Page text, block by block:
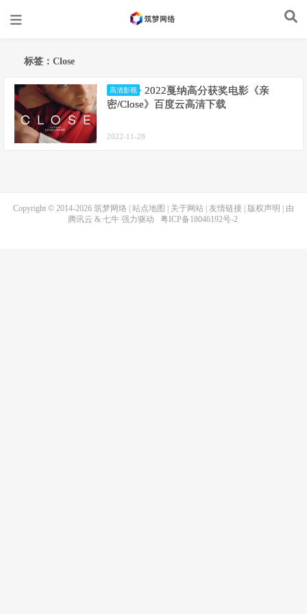
标签：Close
高清影视
2022戛纳高分获奖电影《亲
密/Close》百度云高清下载
2022-11-28
Copyright © 2014-2026 筑梦网络 站点地图 关于网站 友情链接 版权声明
| 由
腾讯云 & 七牛强力驱动 粤ICP备18046192号-2